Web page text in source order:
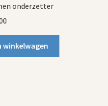
onderzetter
winkelwagen